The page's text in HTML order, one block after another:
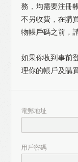
務，均需要注冊
不另收費，在購
物帳戶碼之前，
如果你收到事前
理你的帳戶及購
電郵地址
用戶密碼